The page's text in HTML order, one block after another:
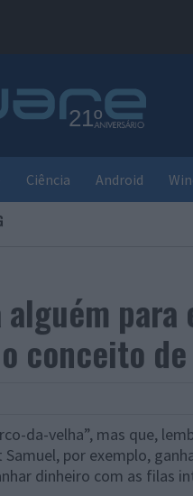
Ciência Android
alguém
conceito
da-velha”, mas que,
por exemplo,
dinheiro com as filas